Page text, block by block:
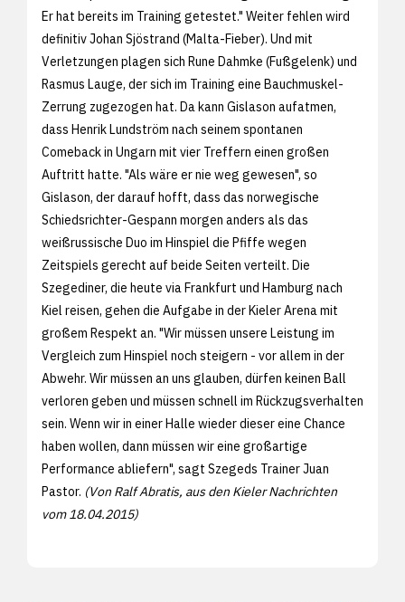
Er hat bereits im Training getestet." Weiter fehlen wird
definitiv Johan Sjöstrand (Malta-Fieber). Und mit
Verletzungen plagen sich Rune Dahmke (Fußgelenk) und
Rasmus Lauge, der sich im Training eine Bauchmuskel-
Zerrung zugezogen hat. Da kann Gislason aufatmen,
dass Henrik Lundström nach seinem spontanen
Comeback in Ungarn mit vier Treffern einen großen
Auftritt hatte. "Als wäre er nie weg gewesen", so
Gislason, der darauf hofft, dass das norwegische
Schiedsrichter-Gespann morgen anders als das
weißrussische Duo im Hinspiel die Pfiffe wegen
Zeitspiels gerecht auf beide Seiten verteilt. Die
Szegediner, die heute via Frankfurt und Hamburg nach
Kiel reisen, gehen die Aufgabe in der Kieler Arena mit
großem Respekt an. "Wir müssen unsere Leistung im
Vergleich zum Hinspiel noch steigern - vor allem in der
Abwehr. Wir müssen an uns glauben, dürfen keinen Ball
verloren geben und müssen schnell im Rückzugsverhalten
sein. Wenn wir in einer Halle wieder dieser eine Chance
haben wollen, dann müssen wir eine großartige
Performance abliefern", sagt Szegeds Trainer Juan
Pastor. (Von Ralf Abratis, aus den Kieler Nachrichten
vom 18.04.2015)